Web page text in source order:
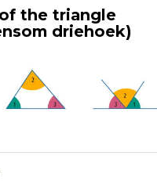
the triangle
driehoek)